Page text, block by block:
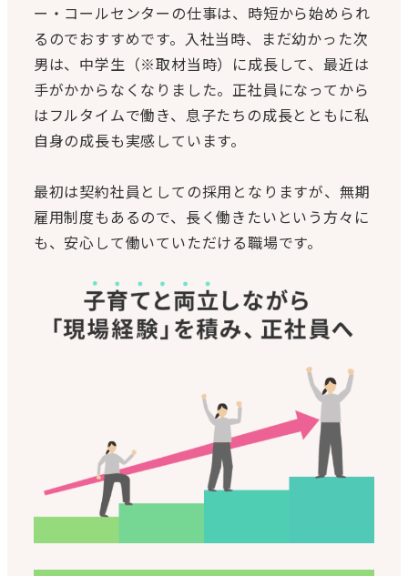
ー・コールセンターの仕事は、時短から始められ
るのでおすすめです。入社当時、まだ幼かった次
男は、中学生（※取材当時）に成長して、最近は
手がかからなくなりました。正社員になってから
はフルタイムで働き、息子たちの成長とともに私
自身の成長も実感しています。
最初は契約社員としての採用となりますが、無期
雇用制度もあるので、長く働きたいという方々に
も、安心して働いていただける職場です。